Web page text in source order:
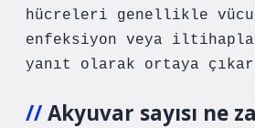
hücreleri genellikle
enfeksiyon veya iltihapla
yanıt olarak ortaya
Akyuvar sayısı ne